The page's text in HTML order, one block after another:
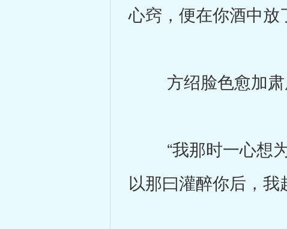
心窍，便在你酒中放
方绍脸色愈加肃
“我那时一心想为
以那曰灌醉你后，